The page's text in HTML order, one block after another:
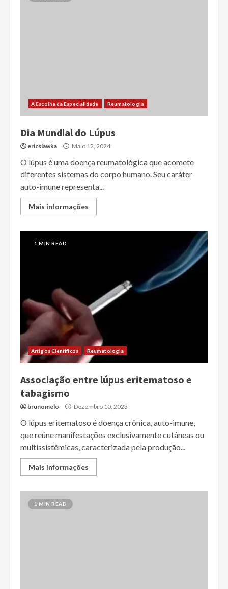
A Escolha da Especialidade Reumatologia
Dia Mundial do Lúpus
ericslawka Maio 12, 2024
O lúpus é uma doença reumatológica que acomete
diferentes sistemas do corpo humano. Seu caráter
auto-imune representa...
Mais informações
1 MIN READ
Artigos Científicos Reumatologia
Associação entre lúpus eritematoso e
tabagismo
brunomelo Dezembro 10, 2023
O lúpus eritematoso é doença crônica, auto-imune,
que reúne manifestações exclusivamente cutâneas ou
multissistêmicas, caracterizada pela produção...
Mais informações
1 MIN READ